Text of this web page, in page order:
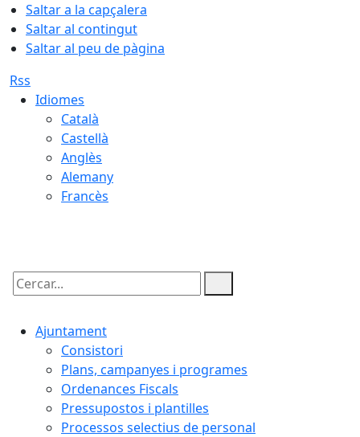
Saltar a la capçalera
Saltar al contingut
Saltar al peu de pàgina
Rss
Idiomes
Català
Castellà
Anglès
Alemany
Francès
Cercar:
Ajuntament
Consistori
Plans, campanyes i programes
Ordenances Fiscals
Pressupostos i plantilles
Processos selectius de personal